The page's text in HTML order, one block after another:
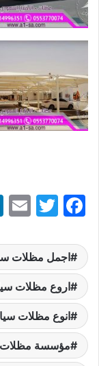
F
c
e
b
o
o
k
T
itt
er
l
اجمل مظلات
اروع مظلات
انوع مظلات
مؤسسة مظلات